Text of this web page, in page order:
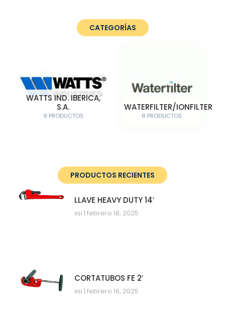
CATEGORÍAS
WATTS IND. IBERICA,
S.A.
9 PRODUCTOS
WATERFILTER/IONFILTER
8 PRODUCTOS
PRODUCTOS RECIENTES
LLAVE HEAVY DUTY 14′
xsi febrero 18, 2025
CORTATUBOS FE 2′
xsi febrero 18, 2025